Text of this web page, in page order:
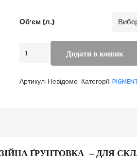
Об'єм (л.)
MULTIKONTAKTДодати в кошик
Артикул: Невідомо Категорії:
ҐРУНТОВКА – ДЛЯ